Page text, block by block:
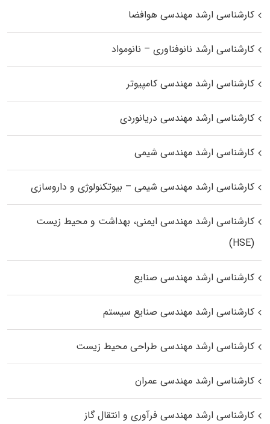
کارشناسی ارشد مهندسی هوافضا
کارشناسی ارشد نانوفناوری – نانومواد
کارشناسی ارشد مهندسی کامپیوتر
کارشناسی ارشد مهندسی دریانوردی
کارشناسی ارشد مهندسی شیمی
کارشناسی ارشد مهندسی شیمی – بیوتکنولوژی و داروسازی
کارشناسی ارشد مهندسی ایمنی، بهداشت و محیط زیست
(HSE)
کارشناسی ارشد مهندسی صنایع
کارشناسی ارشد مهندسی صنایع سیستم
کارشناسی ارشد مهندسی طراحی محیط زیست
کارشناسی ارشد مهندسی عمران
کارشناسی ارشد مهندسی فرآوری و انتقال گاز